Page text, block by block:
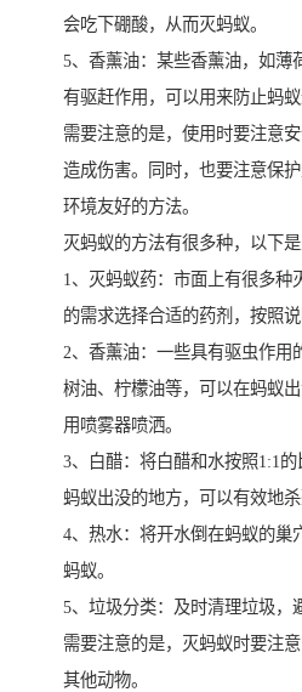
会吃下硼酸，从而灭蚂蚁。
5、香薰油：某些香薰油，如薄
有驱赶作用，可以用来防止蚂蚁
需要注意的是，使用时要注意
造成伤害。同时，也要注意保
环境友好的方法。
灭蚂蚁的方法有很多种，以下是
1、灭蚂蚁药：市面上有很多种
的需求选择合适的药剂，按照说
2、香薰油：一些具有驱虫作用
树油、柠檬油等，可以在蚂蚁
用喷雾器喷洒。
3、白醋：将白醋和水按照1:1
蚂蚁出没的地方，可以有效地杀
4、热水：将开水倒在蚂蚁的巢
蚂蚁。
5、垃圾分类：及时清理垃圾，
需要注意的是，灭蚂蚁时要注
其他动物。